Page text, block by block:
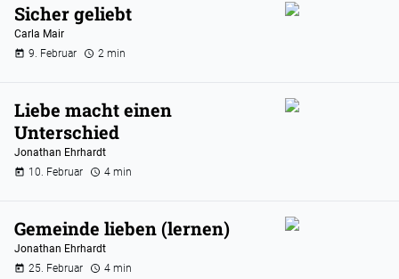
Sicher geliebt
Carla Mair
9. Februar
2 min
Liebe macht einen
Unterschied
Jonathan Ehrhardt
10. Februar
4 min
Gemeinde lieben (lernen)
Jonathan Ehrhardt
25. Februar
4 min